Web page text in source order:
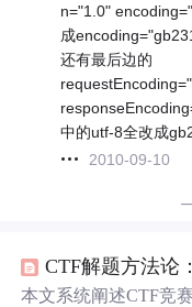
n="1.0"
成
还有最后边的
中的utf-8全改成
2010-09-10
本文系统阐述CTF竞